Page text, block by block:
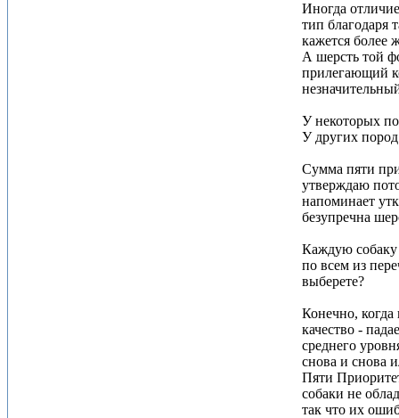
Иногда
тип благодаря
кажется более
А шерсть той
прилегающий
У некоторых
У других
Сумма пяти
утверждаю
напоминает
безупречна
Каждую собаку
по всем из
выберете?
Конечно,
качество -
среднего
снова и снова
Пяти
собаки не
так что их